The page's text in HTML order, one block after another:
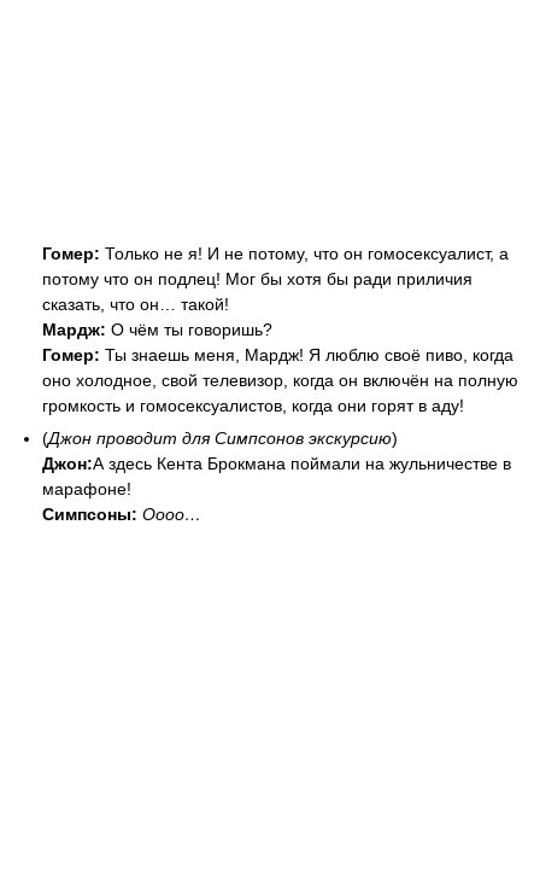
Гомер: Только не я! И не потому, что он гомосексуалист, а
потому что он подлец! Мог бы хотя бы ради приличия
сказать, что он… такой!
Мардж: О чём ты говоришь?
Гомер: Ты знаешь меня, Мардж! Я люблю своё пиво, когда
оно холодное, свой телевизор, когда он включён на полную
громкость и гомосексуалистов, когда они горят в аду!
(Джон проводит для Симпсонов экскурсию)
Джон:А здесь Кента Брокмана поймали на жульничестве в
марафоне!
Симпсоны: Оооо…